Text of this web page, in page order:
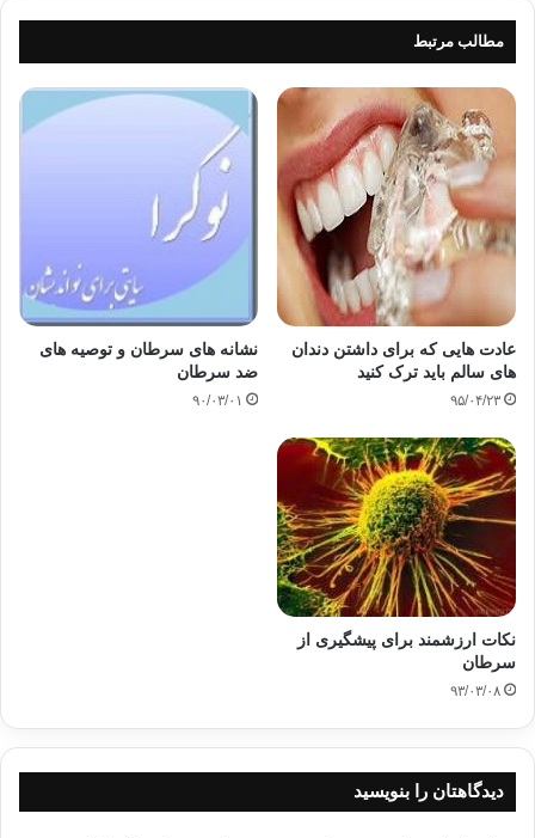
مطالب مرتبط
عادت هایی که برای داشتن دندان
های سالم باید ترک کنید
۹۵/۰۴/۲۳
نشانه های سرطان و توصیه های
ضد سرطان
۹۰/۰۳/۰۱
نکات ارزشمند برای پیشگیری از
سرطان
۹۳/۰۳/۰۸
دیدگاهتان را بنویسید